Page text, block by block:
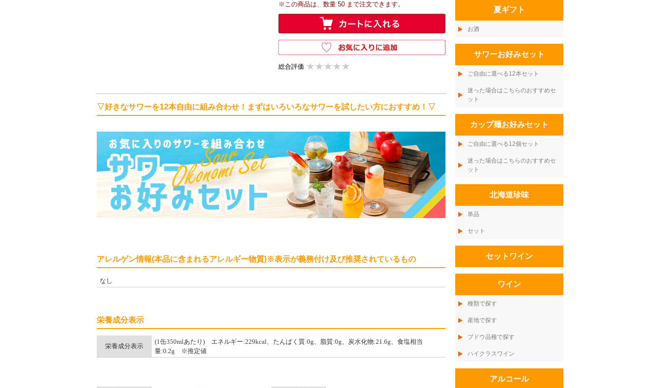
※この商品は、数量 50 まで注文できます。
総合評価 ★★★★★
★★★★★
▽好きなサワーを12本自由に組み合わせ！まずはいろいろなサワーを試したい方におすすめ！▽
アレルゲン情報(本品に含まれるアレルギー物質)※表示が義務付け及び推奨されているもの
なし
栄養成分表示
栄養成分表示
(1缶350mlあたり) エネルギー:229kcal、たんぱく質:0g、脂質:0g、炭水化物:21.6g、食塩相当
量:0.2g ※推定値
夏ギフト
お酒
サワーお好みセット
ご自由に選べる12本セット
迷った場合はこちらのおすすめセ
ット
カップ麺お好みセット
ご自由に選べる12個セット
迷った場合はこちらのおすすめセ
ット
北海道珍味
単品
セット
セットワイン
ワイン
種類で探す
産地で探す
ブドウ品種で探す
ハイクラスワイン
アルコール